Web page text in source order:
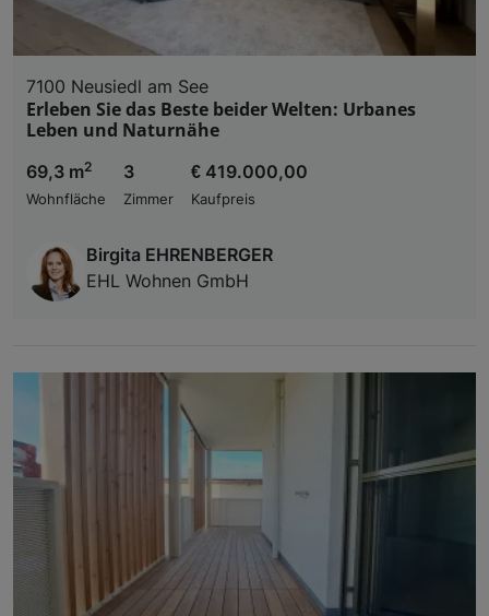
7100 Neusiedl am See
Erleben Sie das Beste beider Welten: Urbanes
Leben und Naturnähe
69,3 m2
Wohnfläche
3
Zimmer
€ 419.000,00
Kaufpreis
Birgita EHRENBERGER
EHL Wohnen GmbH